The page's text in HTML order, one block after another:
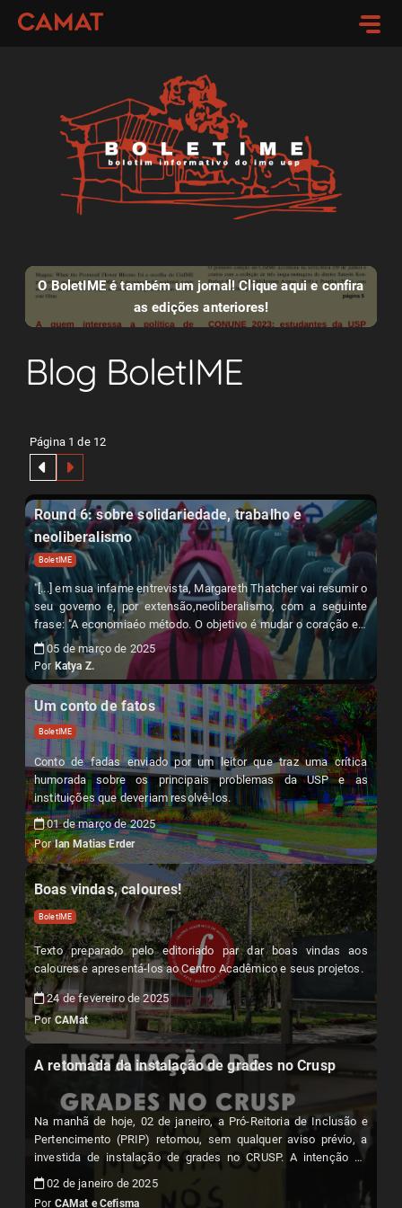
O BoletIME é também um jornal! Clique aqui e confira
as edições anteriores!
Blog BoletIME
Página 1 de 12
Round 6: sobre solidariedade, trabalho e
neoliberalismo
BoletIME
"[...] em sua infame entrevista, Margareth Thatcher vai resumir o
seu governo e, por extensão,neoliberalismo, com a seguinte
frase: "A economiaéo método. O objetivo é mudar o coração e a
alma"."
05 de março de 2025
Por Katya Z.
Um conto de fatos
BoletIME
Conto de fadas enviado por um leitor que traz uma crítica
humorada sobre os principais problemas da USP e as
instituições que deveriam resolvê-los.
01 de março de 2025
PorIan Matias Erder
Boas vindas, caloures!
BoletIME
Texto preparado pelo editoriado par dar boas vindas aos
caloures e apresentá-los ao Centro Acadêmico e seus projetos.
24 de fevereiro de 2025
Por CAMat
A retomada da instalação de grades no Crusp
Na manhã de hoje, 02 de janeiro, a Pró-Reitoria de Inclusão e
Pertencimento (PRIP) retomou, sem qualquer aviso prévio, a
investida de instalação de grades no CRUSP. A intenção de
gradear a moradia estudantil sobre o discurso cínico e
oportunista de “melhorar a segurança dos moradores” teve
02 de janeiro de 2025
Por CAMat e Cefisma